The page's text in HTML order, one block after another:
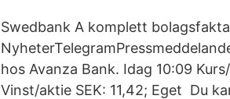
Swedbank A komplett
hos Avanza Bank. Idag 10:09
Vinst/aktie SEK: 11,42; Eget Du